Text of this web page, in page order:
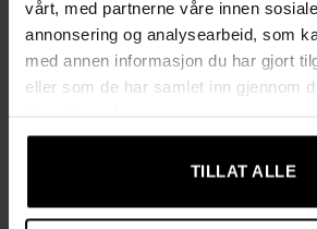
vårt, med partnerne våre innen
annonsering og analysearbeid, som
med annen informasjon du har gjort
eller som de har samlet inn gjennom
TILLAT ALLE
✔ Justerbar sittehøyde mellom 45–55
ergonomi
✔ Enkel montering – klar på cirka åtte
Teknisk informasjon
flerlagsplate, plast